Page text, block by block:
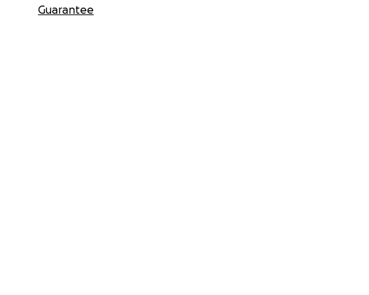
Guarantee